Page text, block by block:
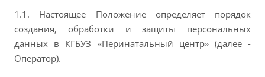
1.1. Настоящее Положение определяет порядок
создания, обработки и защиты персональных
данных в КГБУЗ «Перинатальный центр» (далее -
Оператор).